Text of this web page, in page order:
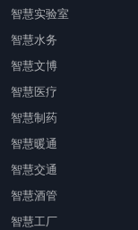
智慧实验室
智慧水务
智慧文博
智慧医疗
智慧制药
智慧暖通
智慧交通
智慧酒管
智慧工厂